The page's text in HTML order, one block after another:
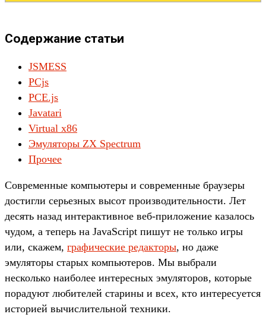
Содержание статьи
JSMESS
PCjs
PCE.js
Javatari
Virtual x86
Эмуляторы ZX Spectrum
Прочее
Современные компьютеры и современные браузеры
достигли серьезных высот производительности. Лет
десять назад интерактивное веб-приложение казалось
чудом, а теперь на JavaScript пишут не только игры
или, скажем, графические редакторы, но даже
эмуляторы старых компьютеров. Мы выбрали
несколько наиболее интересных эмуляторов, которые
порадуют любителей старины и всех, кто интересуется
историей вычислительной техники.